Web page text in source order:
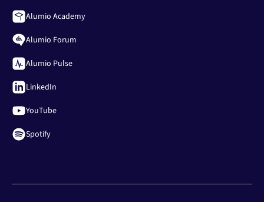
Alumio Academy
Alumio Forum
Alumio Pulse
LinkedIn
YouTube
Spotify